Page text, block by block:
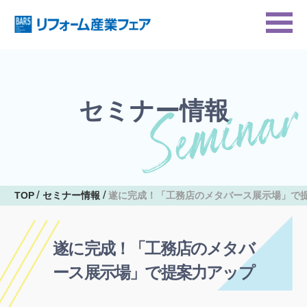
セミナー情報
TOP セミナー情報 遂に完成！「工務店のメタバース展示場」で
遂に完成！「工務店のメタバ
ース展示場」で提案力アップ